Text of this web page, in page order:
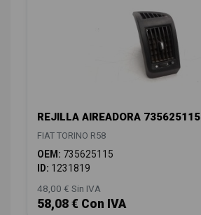
REJILLA AIREADORA 735625115
FIAT TORINO R58
OEM: 735625115
ID: 1231819
48,00 € Sin IVA
58,08 € Con IVA